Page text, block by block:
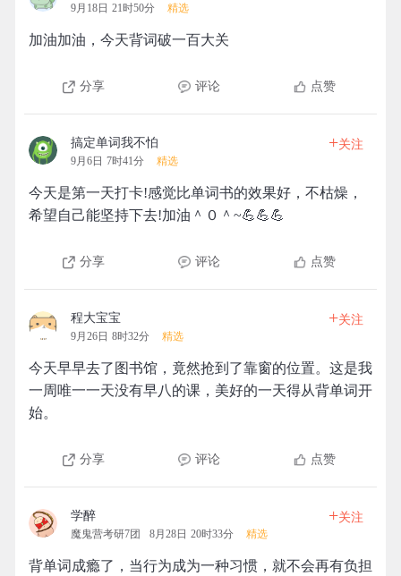
9月18日 21时50分 精选
加油加油，今天背词破一百大关
分享 评论 点赞
搞定单词我不怕
9月6日 7时41分 精选
+关注
今天是第一天打卡!感觉比单词书的效果好，不枯燥，
希望自己能坚持下去!加油＾０＾~💪💪💪
分享 评论 点赞
程大宝宝
9月26日 8时32分 精选
+关注
今天早早去了图书馆，竟然抢到了靠窗的位置。这是我
一周唯一一天没有早八的课，美好的一天得从背单词开
始。
分享 评论 点赞
学醉
魔鬼营考研7团 8月28日 20时33分 精选
+关注
背单词成瘾了，当行为成为一种习惯，就不会再有负担